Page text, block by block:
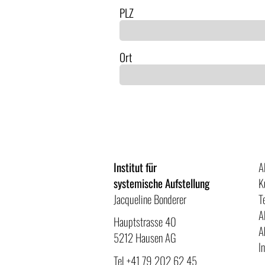
PLZ
Ort
Institut für
systemische Aufstellung
Jacqueline Bonderer
Hauptstrasse 40
5212 Hausen AG
Tel+41 79 202 62 45